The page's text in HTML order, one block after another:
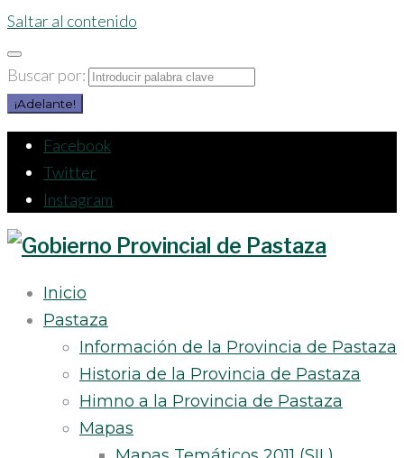
Saltar al contenido
Buscar por:
¡Adelante!
Facebook
Twitter
Instagram
Inicio
Pastaza
Información de la Provincia de Pastaza
Historia de la Provincia de Pastaza
Himno a la Provincia de Pastaza
Mapas